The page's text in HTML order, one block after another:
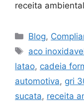
receita
Blog,
aco
latao, cadeia
automotiva, gri
sucata, receita